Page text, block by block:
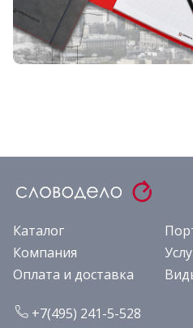
Каталог
Компания
Оплата и доставка
+7(495) 241-5-528